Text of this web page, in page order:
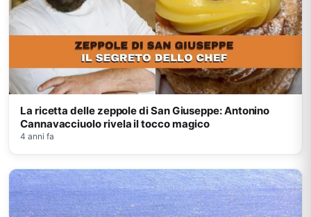
La ricetta delle zeppole di San Giuseppe: Antonino
Cannavacciuolo rivela il tocco magico
4 anni fa